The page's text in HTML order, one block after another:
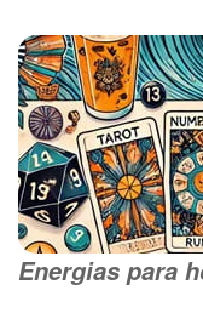
Energias para